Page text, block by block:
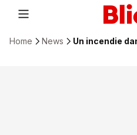
Home News Un incendie